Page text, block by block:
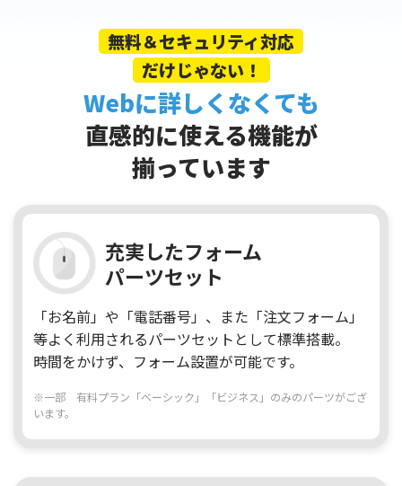
無料＆セキュリティ対応
だけじゃない！
Webに詳しくなくても
直感的に使える機能が
揃っています
充実したフォーム
パーツセット
「お名前」や「電話番号」、また「注文フォーム」
等よく利用されるパーツセットとして標準搭載。
時間をかけず、フォーム設置が可能です。
※一部 有料プラン「ベーシック」「ビジネス」のみのパーツがござ
います。